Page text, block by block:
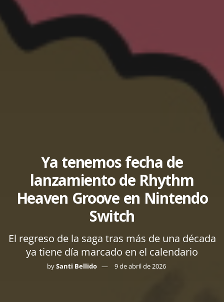
Ya tenemos fecha de
lanzamiento de Rhythm
Heaven Groove en Nintendo
Switch
El regreso de la saga tras más de una década
ya tiene día marcado en el calendario
bySanti Bellido 9 de abril de 2026